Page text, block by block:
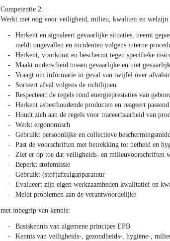
Competentie 2:
Werkt met oog voor veiligheid, milieu, kwaliteit en welzijn
Herkent en signaleert gevaarlijke situaties, neemt
meldt ongevallen en incidenten volgens interne
Herkent, voorkomt en beschermt tegen specifieke
Maakt onderscheid tussen gevaarlijke en niet
Vraagt om informatie in geval van twijfel over
Sorteert afval volgens de richtlijnen
Respecteert de regels rond energieprestaties van
Herkent asbesthoudende producten en reageert passend
Houdt zich aan de regels voor traceerbaarheid van
Werkt ergonomisch
Gebruikt persoonlijke en collectieve
Past de voorschriften met betrekking tot netheid en
Ziet er op toe dat veiligheids- en milieuvoorschriften
Beperkt stofemissie
Gebruikt (stof)afzuigapparatuur
Evalueert zijn eigen werkzaamheden kwalitatief en
Meldt problemen aan de verantwoordelijke
met inbegrip van kennis:
Basiskennis van algemene principes EPB
Kennis van veiligheids-, gezondheids-, hygiëne-,